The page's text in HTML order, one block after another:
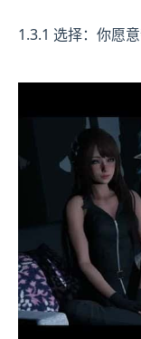
1.3.1 选择：你愿